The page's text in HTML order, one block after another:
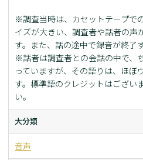
※調査当時は、カセットテープで
イズが大きい、調査者や話者の声
す。また、話の途中で録音が終了
※話者は調査者との会話の中で、
っていますが、その語りは、ほぼ
す。標準語のクレジットはござい
い。
大分類
音声